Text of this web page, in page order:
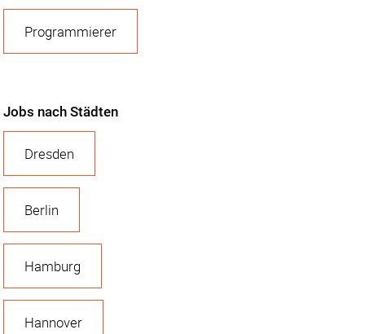
Programmierer
Jobs nach Städten
Dresden
Berlin
Hamburg
Hannover